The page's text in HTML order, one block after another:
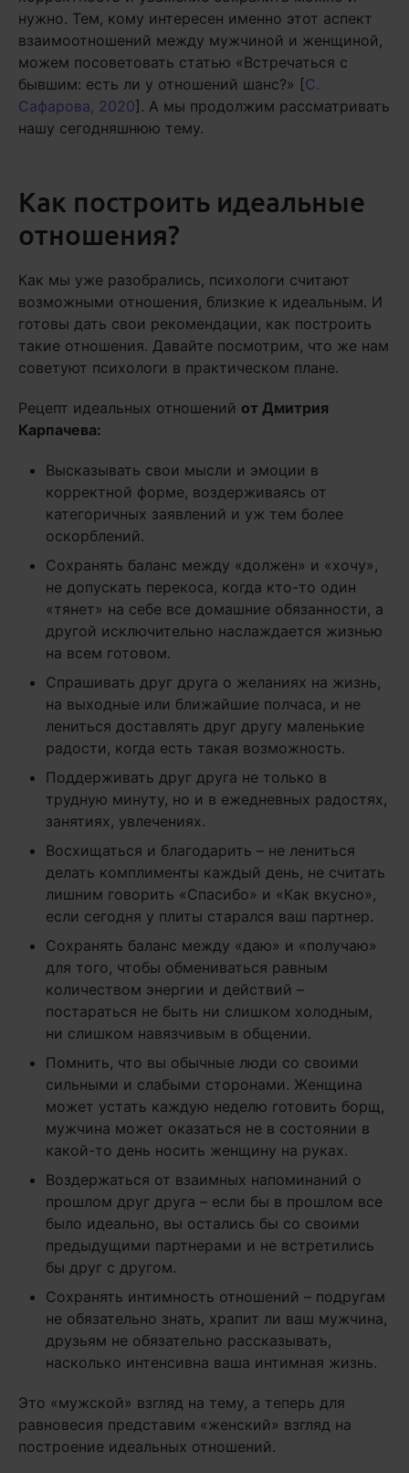
нужно. Тем, кому интересен именно этот аспект
взаимоотношений между мужчиной и женщиной,
можем посоветовать статью «Встречаться с
бывшим: есть ли у отношений шанс?» [С.
Сафарова, 2020]. А мы продолжим рассматривать
нашу сегодняшнюю тему.
Как построить идеальные
отношения?
Как мы уже разобрались, психологи считают
возможными отношения, близкие к идеальным. И
готовы дать свои рекомендации, как построить
такие отношения. Давайте посмотрим, что же нам
советуют психологи в практическом плане.
Рецепт идеальных отношений от Дмитрия
Карпачева:
Высказывать свои мысли и эмоции в
корректной форме, воздерживаясь от
категоричных заявлений и уж тем более
оскорблений.
Сохранять баланс между «должен» и «хочу»,
не допускать перекоса, когда кто-то один
«тянет» на себе все домашние обязанности, а
другой исключительно наслаждается жизнью
на всем готовом.
Спрашивать друг друга о желаниях на жизнь,
на выходные или ближайшие полчаса, и не
лениться доставлять друг другу маленькие
радости, когда есть такая возможность.
Поддерживать друг друга не только в
трудную минуту, но и в ежедневных радостях,
занятиях, увлечениях.
Восхищаться и благодарить – не лениться
делать комплименты каждый день, не считать
лишним говорить «Спасибо» и «Как вкусно»,
если сегодня у плиты старался ваш партнер.
Сохранять баланс между «даю» и «получаю»
для того, чтобы обмениваться равным
количеством энергии и действий –
постараться не быть ни слишком холодным,
ни слишком навязчивым в общении.
Помнить, что вы обычные люди со своими
сильными и слабыми сторонами. Женщина
может устать каждую неделю готовить борщ,
мужчина может оказаться не в состоянии в
какой-то день носить женщину на руках.
Воздержаться от взаимных напоминаний о
прошлом друг друга – если бы в прошлом все
было идеально, вы остались бы со своими
предыдущими партнерами и не встретились
бы друг с другом.
Сохранять интимность отношений – подругам
не обязательно знать, храпит ли ваш мужчина,
друзьям не обязательно рассказывать,
насколько интенсивна ваша интимная жизнь.
Это «мужской» взгляд на тему, а теперь для
равновесия представим «женский» взгляд на
построение идеальных отношений.